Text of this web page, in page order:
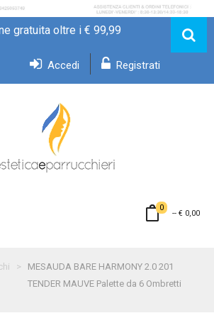
gratuita oltre i € 99,99
Accedi Registrati
0
-- € 0,00
MESAUDA BARE HARMONY 2.0 201
TENDER MAUVE Palette da 6 Ombretti